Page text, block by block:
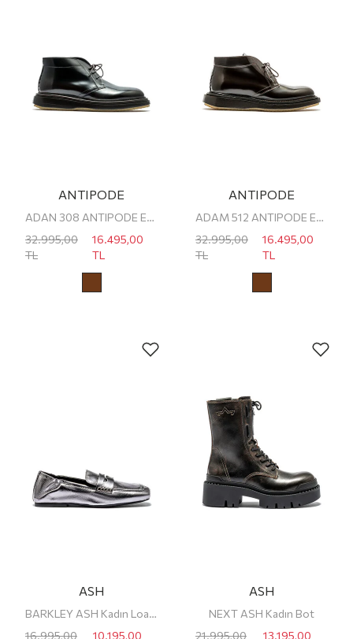
ANTIPODE
ADAN 308 ANTIPODE ERKEK BOT
32.995,00
TL
16.495,00
TL
ANTIPODE
ADAM 512 ANTIPODE ERKEK BOT
32.995,00
TL
16.495,00
TL
ASH
BARKLEY ASH Kadın Loafer
16.995,00
10.195,00
ASH
NEXT ASH Kadın Bot
21.995,00
13.195,00